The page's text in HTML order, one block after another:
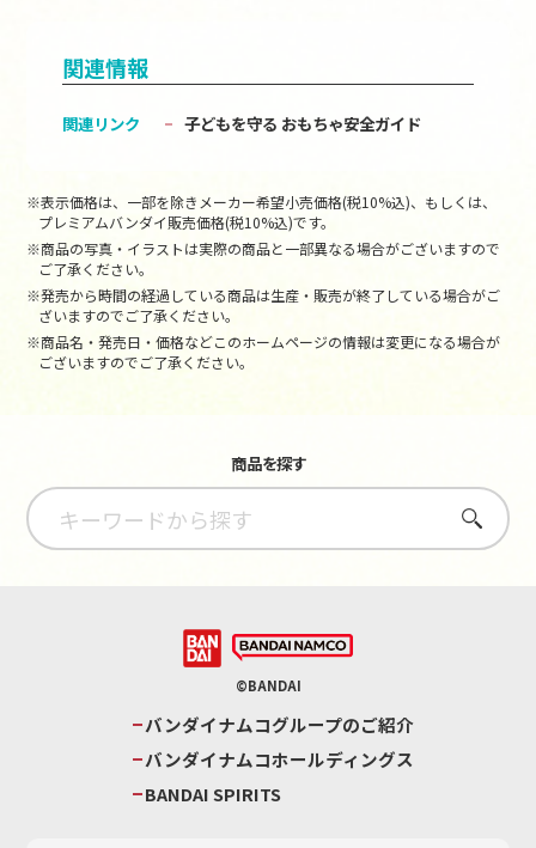
関連情報
関連リンク 子どもを守る おもちゃ安全ガイド
※表示価格は、一部を除きメーカー希望小売価格(税10%込)、もしくは、
プレミアムバンダイ販売価格(税10%込)です。
※商品の写真・イラストは実際の商品と一部異なる場合がございますので
ご了承ください。
※発売から時間の経過している商品は生産・販売が終了している場合がご
ざいますのでご了承ください。
※商品名・発売日・価格などこのホームページの情報は変更になる場合が
ございますのでご了承ください。
商品を探す
さがす
©BANDAI
バンダイナムコグループのご紹介
バンダイナムコホールディングス
BANDAI SPIRITS